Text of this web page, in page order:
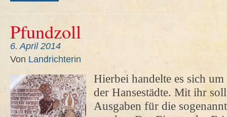
Pfundzoll
6. April 2014
Von Landrichterin
Hierbei handelte es sich
der Hansestädte. Mit ihr
Ausgaben für die